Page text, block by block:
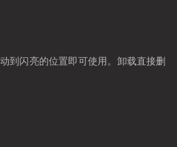
到闪亮的位置即可使用。卸载直接删